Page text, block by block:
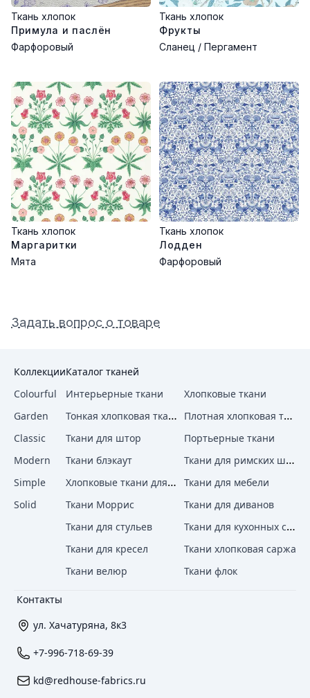
Ткань хлопок
Примула и паслён
Фарфоровый
Ткань хлопок
Фрукты
Сланец / Пергамент
Ткань хлопок
Маргаритки
Мята
Ткань хлопок
Лодден
Фарфоровый
Задать вопрос о товаре
Контакты
ул. Хачатуряна, 8к3
+7-996-718-69-39
kd@redhouse-fabrics.ru
Коллекции
Colourful
Garden
Classic
Modern
Simple
Solid
Каталог тканей
Интерьерные ткани
Хлопковые ткани
Тонкая хлопковая ткань Плотная хлопковая ткань
Ткани для штор
Портьерные ткани
Ткани блэкаут
Ткани для римских штор
Хлопковые ткани для штор
Ткани для мебели
Ткани Моррис
Ткани для диванов
Ткани для стульев
Ткани для кухонных стульев
Ткани для кресел
Ткани хлопковая саржа
Ткани велюр
Ткани флок